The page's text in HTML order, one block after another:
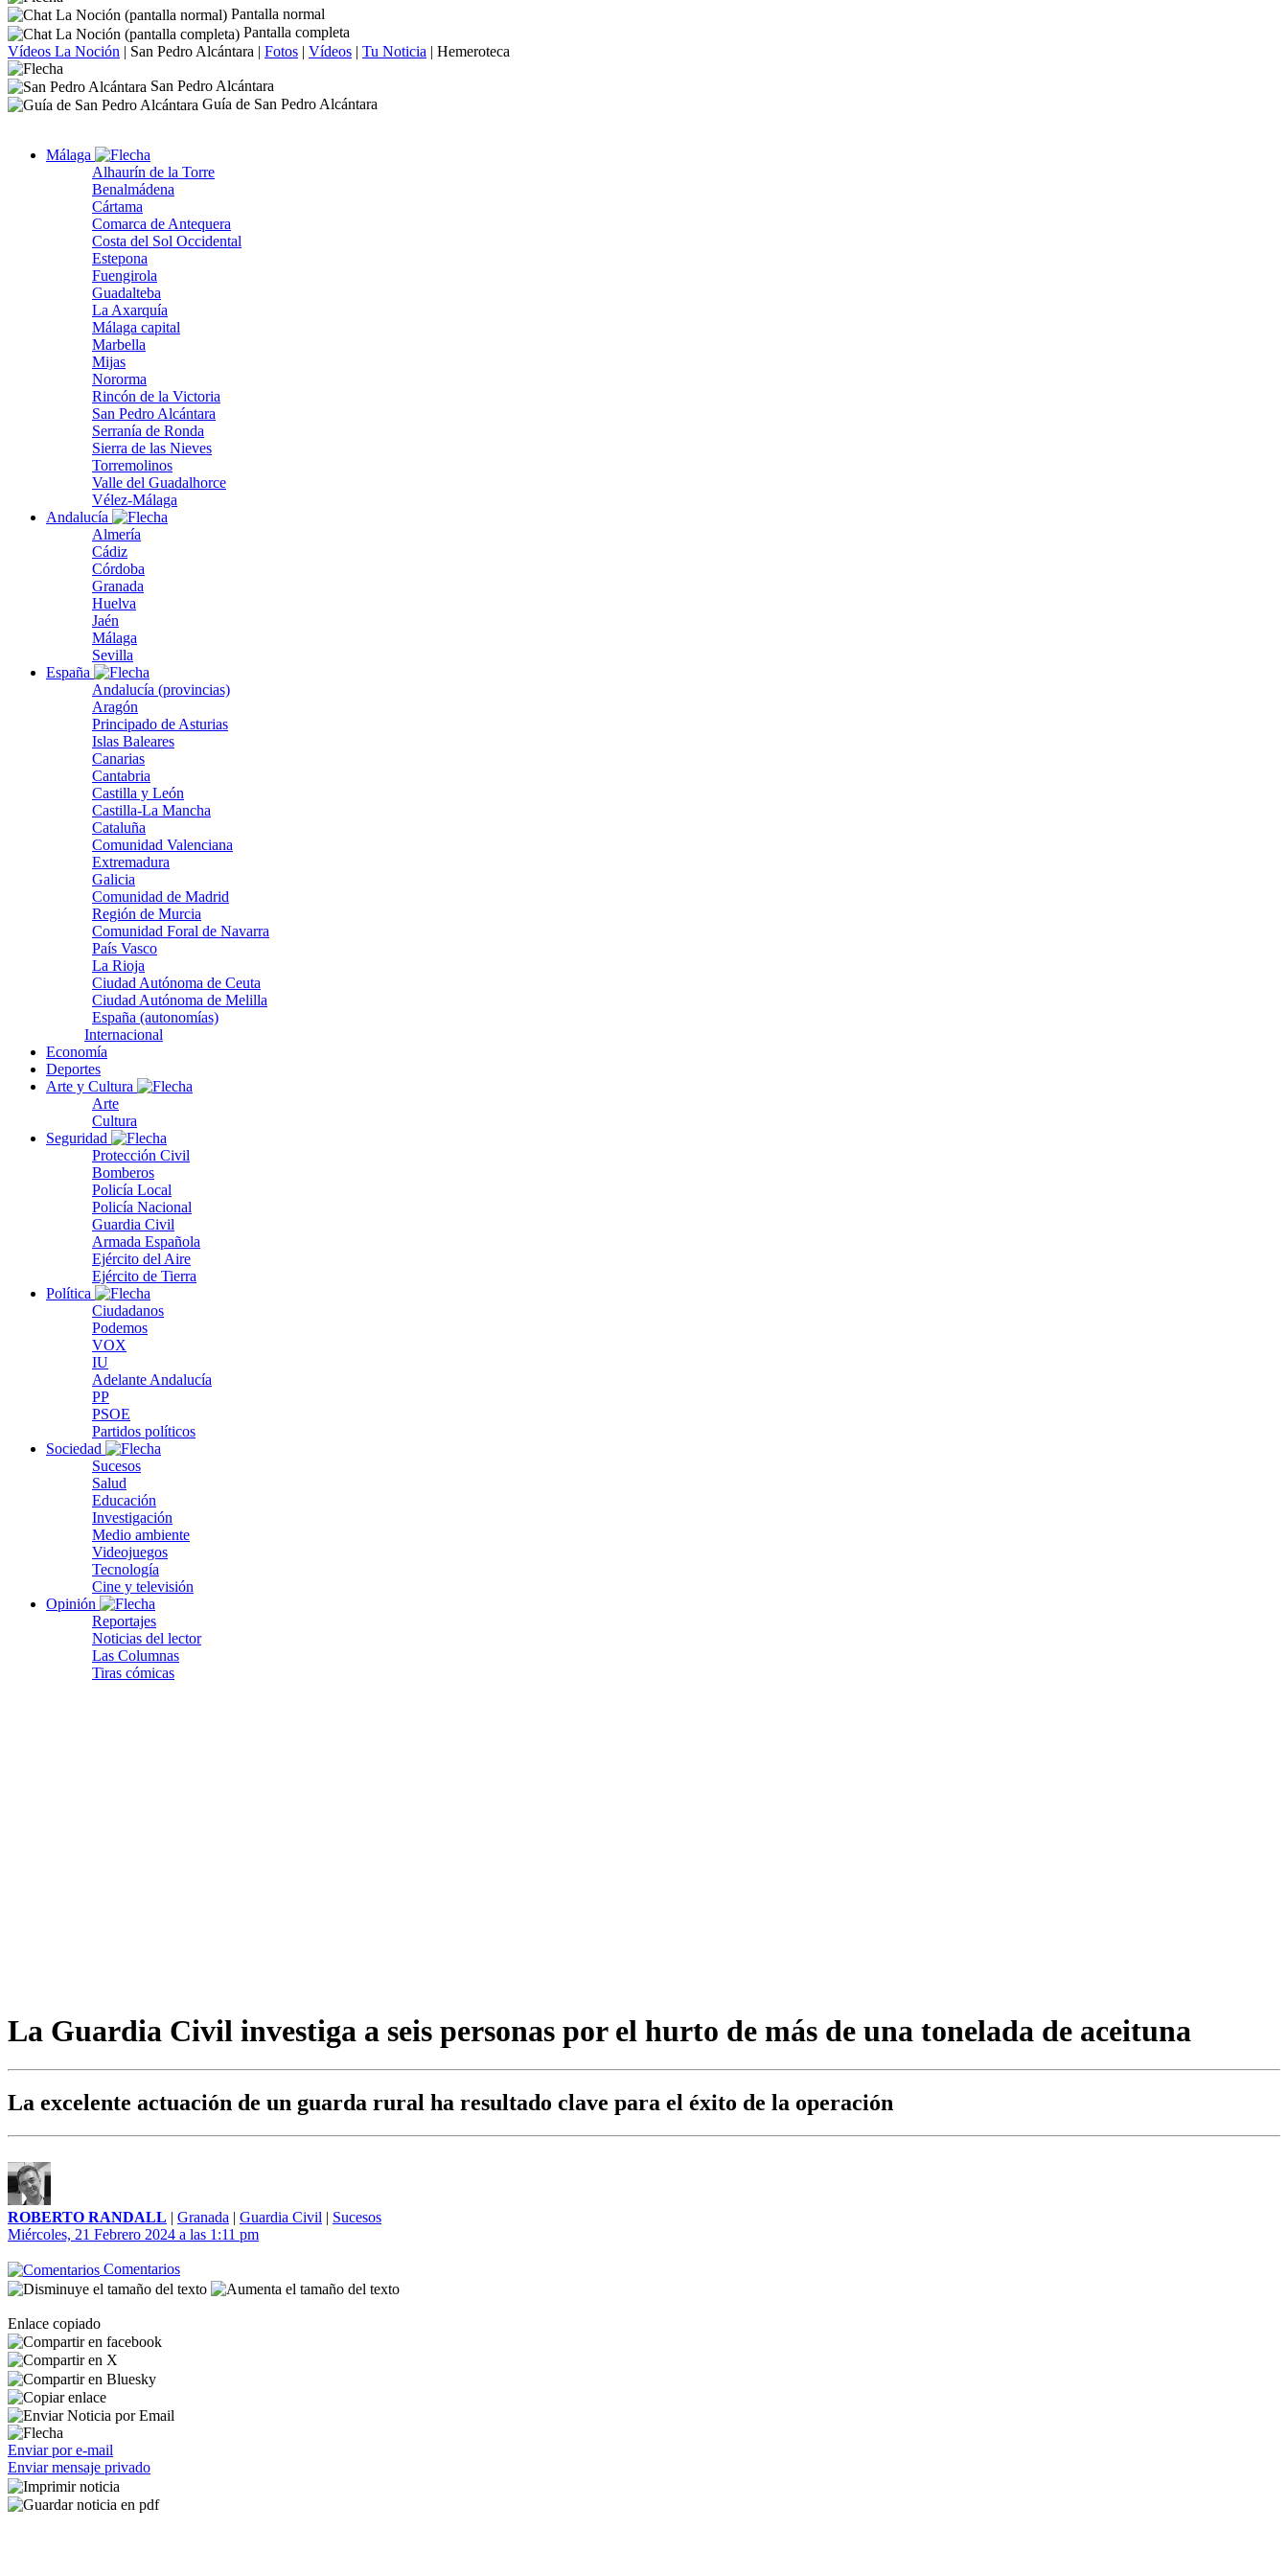
Pantalla normal
Pantalla completa
Vídeos La Noción | San Pedro Alcántara | Fotos | Vídeos | Tu Noticia | Hemeroteca
San Pedro Alcántara
Guía de San Pedro Alcántara
Málaga
Alhaurín de la Torre
Benalmádena
Cártama
Comarca de Antequera
Costa del Sol Occidental
Estepona
Fuengirola
Guadalteba
La Axarquía
Málaga capital
Marbella
Mijas
Nororma
Rincón de la Victoria
San Pedro Alcántara
Serranía de Ronda
Sierra de las Nieves
Torremolinos
Valle del Guadalhorce
Vélez-Málaga
Andalucía
Almería
Cádiz
Córdoba
Granada
Huelva
Jaén
Málaga
Sevilla
España
Andalucía (provincias)
Aragón
Principado de Asturias
Islas Baleares
Canarias
Cantabria
Castilla y León
Castilla-La Mancha
Cataluña
Comunidad Valenciana
Extremadura
Galicia
Comunidad de Madrid
Región de Murcia
Comunidad Foral de Navarra
País Vasco
La Rioja
Ciudad Autónoma de Ceuta
Ciudad Autónoma de Melilla
España (autonomías)
Internacional
Economía
Deportes
Arte y Cultura
Arte
Cultura
Seguridad
Protección Civil
Bomberos
Policía Local
Policía Nacional
Guardia Civil
Armada Española
Ejército del Aire
Ejército de Tierra
Política
Ciudadanos
Podemos
VOX
IU
Adelante Andalucía
PP
PSOE
Partidos políticos
Sociedad
Sucesos
Salud
Educación
Investigación
Medio ambiente
Videojuegos
Tecnología
Cine y televisión
Opinión
Reportajes
Noticias del lector
Las Columnas
Tiras cómicas
La Guardia Civil investiga a seis personas por el hurto de más de una tonelada de aceituna
La excelente actuación de un guarda rural ha resultado clave para el éxito de la operación
ROBERTO RANDALL | Granada | Guardia Civil | Sucesos
Miércoles, 21 Febrero 2024 a las 1:11 pm
Comentarios
Enlace copiado
Enviar por e-mail
Enviar mensaje privado